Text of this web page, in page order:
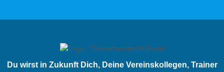
Du wirst in Zukunft Dich, Deine Vereinskollegen, Trainer